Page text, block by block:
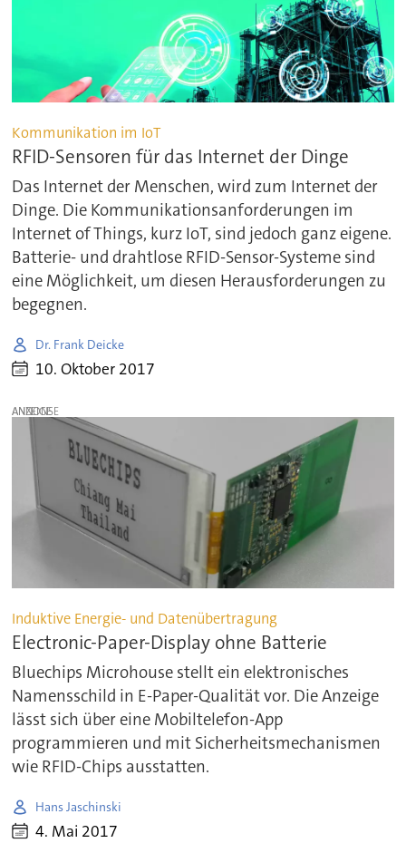
Kommunikation im IoT
RFID-Sensoren für das Internet der Dinge
Das Internet der Menschen, wird zum Internet der
Dinge. Die Kommunikationsanforderungen im
Internet of Things, kurz IoT, sind jedoch ganz eigene.
Batterie- und drahtlose RFID-Sensor-Systeme sind
eine Möglichkeit, um diesen Herausforderungen zu
begegnen.
Dr. Frank Deicke
10. Oktober 2017
ANZEIGE
Induktive Energie- und Datenübertragung
Electronic-Paper-Display ohne Batterie
Bluechips Microhouse stellt ein elektronisches
Namensschild in E-Paper-Qualität vor. Die Anzeige
lässt sich über eine Mobiltelefon-App
programmieren und mit Sicherheitsmechanismen
wie RFID-Chips ausstatten.
Hans Jaschinski
4. Mai 2017